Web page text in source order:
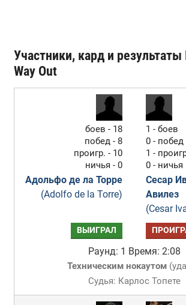
Участники, кард и результаты
Way Out
боев - 18
побед - 8
проигр. - 10
ничья - 0
Адольфо де ла Торре
(Adolfo de la Torre)
1 - боев
0 - побед
1 -
0 - ничья
Сесар
Авилез
(Cesar
ВЫИГРАЛ
Раунд: 1 Время: 2:08
Техническим нокаутом(
Судья: Карлос Топете